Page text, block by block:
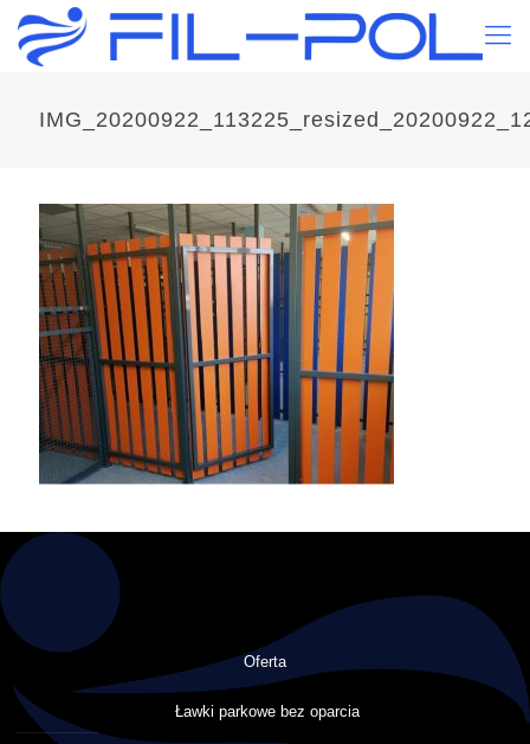
Oferta
Ławki parkowe bez oparcia